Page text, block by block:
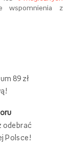
wspomnienia z
89 zł
odebrać
Polsce!